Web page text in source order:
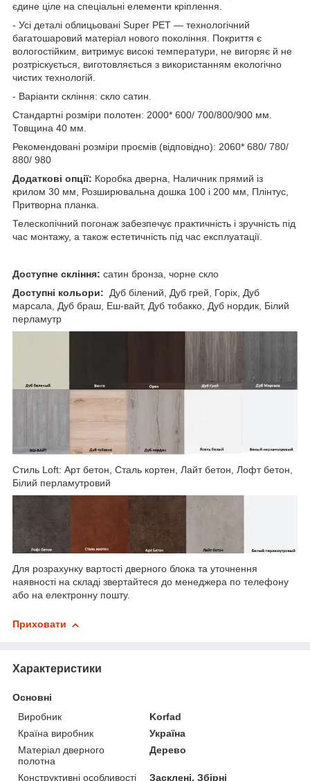
єдине ціле на спеціальні елементи кріплення.
- Усі деталі облицьовані Super PET — технологічний
багатошаровий матеріал нового покоління. Покриття є
вологостійким, витримує високі температури, не вигоряє й не
розтріскується, виготовляється з використанням екологічно
чистих технологій.
- Варіанти скління: скло сатин.
Стандартні розміри полотен: 2000* 600/ 700/800/900 мм.
Товщина 40 мм.
Рекомендовані розміри проємів (відповідно): 2060* 680/ 780/
880/ 980
Додаткові опції: Коробка дверна, Наличник прямий із
крилом 30 мм, Розширювальна дошка 100 і 200 мм, Плінтус,
Притворна планка.
Телескопічний погонаж забезпечує практичність і зручність під
час монтажу, а також естетичність під час експлуатації.
Доступне скління: сатин бронза, чорне скло
Доступні кольори: Дуб білений, Дуб грей, Горіх, Дуб
марсала, Дуб браш, Еш-вайт, Дуб тобакко, Дуб нордик, Білий
перламутр
Стиль Loft: Арт бетон, Сталь кортен, Лайт бетон, Лофт бетон,
Білий перламутровий
Для розрахунку вартості дверного блока та уточнення
наявності на складі звертайтеся до менеджера по телефону
або на електронну пошту.
Приховати
Характеристики
Основні
Виробник
Korfad
Країна виробник
Україна
Матеріал дверного
полотна
Дерево
Конструктивні особливості
Засклені, Збірні